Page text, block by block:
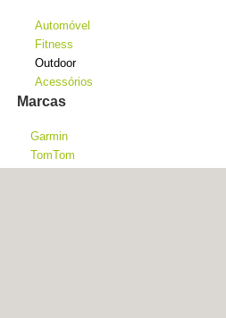
Automóvel
Fitness
Outdoor
Acessórios
Marcas
Garmin
TomTom